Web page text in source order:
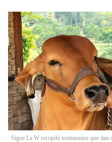
Sigue La W recopiló testimonios que dan